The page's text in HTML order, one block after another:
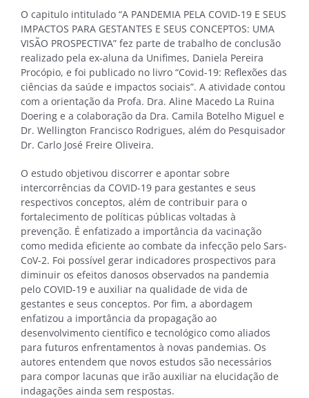
O capitulo intitulado “A PANDEMIA PELA COVID-19 E SEUS
IMPACTOS PARA GESTANTES E SEUS CONCEPTOS: UMA
VISÃO PROSPECTIVA” fez parte de trabalho de conclusão
realizado pela ex-aluna da Unifimes, Daniela Pereira
Procópio, e foi publicado no livro “Covid-19: Reflexões das
ciências da saúde e impactos sociais”. A atividade contou
com a orientação da Profa. Dra. Aline Macedo La Ruina
Doering e a colaboração da Dra. Camila Botelho Miguel e
Dr. Wellington Francisco Rodrigues, além do Pesquisador
Dr. Carlo José Freire Oliveira.
O estudo objetivou discorrer e apontar sobre
intercorrências da COVID-19 para gestantes e seus
respectivos conceptos, além de contribuir para o
fortalecimento de políticas públicas voltadas à
prevenção. É enfatizado a importância da vacinação
como medida eficiente ao combate da infecção pelo Sars-
CoV-2. Foi possível gerar indicadores prospectivos para
diminuir os efeitos danosos observados na pandemia
pelo COVID-19 e auxiliar na qualidade de vida de
gestantes e seus conceptos. Por fim, a abordagem
enfatizou a importância da propagação ao
desenvolvimento científico e tecnológico como aliados
para futuros enfrentamentos à novas pandemias. Os
autores entendem que novos estudos são necessários
para compor lacunas que irão auxiliar na elucidação de
indagações ainda sem respostas.